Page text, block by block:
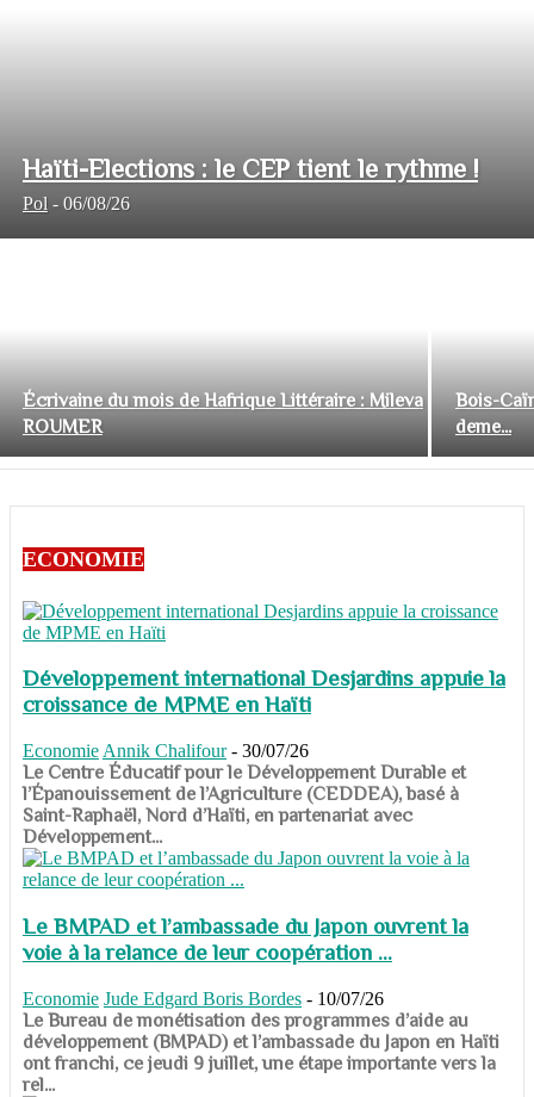
Haïti-Elections : le CEP tient le rythme !
Pol - 06/08/26
Écrivaine du mois de Hafrique Littéraire : Mileva
ROUMER
Bois-
deme...
ECONOMIE
Développement international Desjardins appuie la
croissance de MPME en Haïti
Economie Annik Chalifour - 30/07/26
​​​​​​​Le Centre Éducatif pour le Développement Durable et
l’Épanouissement de l’Agriculture (CEDDEA), basé à
Saint-Raphaël, Nord d’Haïti, en partenariat avec
Développement...
Le BMPAD et l’ambassade du Japon ouvrent la
voie à la relance de leur coopération ...
Economie Jude Edgard Boris Bordes - 10/07/26
​​​​​​​Le Bureau de monétisation des programmes d’aide au
développement (BMPAD) et l’ambassade du Japon en Haïti
ont franchi, ce jeudi 9 juillet, une étape importante vers la
rel...